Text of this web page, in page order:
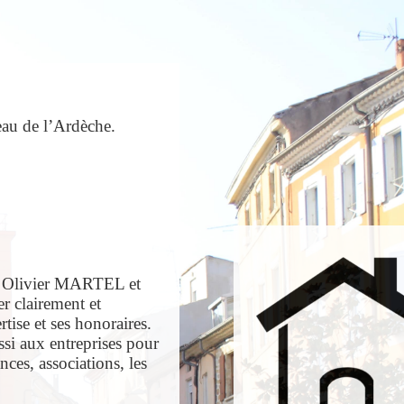
de l’Ardèche.
Olivier MARTEL et
clairement et
et ses honoraires.
aux entreprises pour
associations, les